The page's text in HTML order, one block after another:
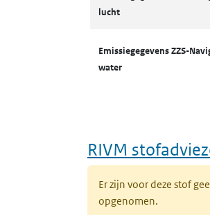
lucht
Emissiegegevens ZZS-
water
RIVM
Er zijn voor deze stof
opgenomen.